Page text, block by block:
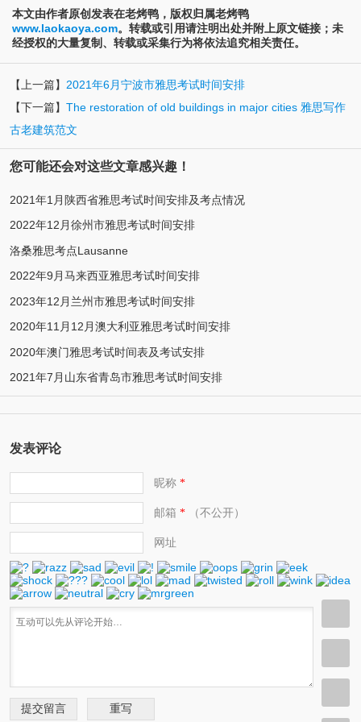
本文由作者原创发表在老烤鸭，版权归属老烤鸭
www.laokaoya.com。转载或引用请注明出处并附上原文链接；未
经授权的大量复制、转载或采集行为将依法追究相关责任。
【上一篇】 2021年6月宁波市雅思考试时间安排
【下一篇】 The restoration of old buildings in major cities 雅思写作
古老建筑范文
您可能还会对这些文章感兴趣！
2021年1月陕西省雅思考试时间安排及考点情况
2022年12月徐州市雅思考试时间安排
洛桑雅思考点Lausanne
2022年9月马来西亚雅思考试时间安排
2023年12月兰州市雅思考试时间安排
2020年11月12月澳大利亚雅思考试时间安排
2020年澳门雅思考试时间表及考试安排
2021年7月山东省青岛市雅思考试时间安排
发表评论
昵称*
邮箱 *（不公开）
网址